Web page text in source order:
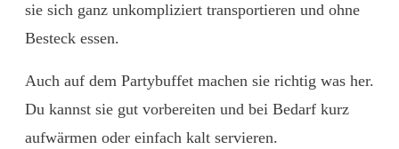
sie sich ganz unkompliziert transportieren und ohne
Besteck essen.
Auch auf dem Partybuffet machen sie richtig was her.
Du kannst sie gut vorbereiten und bei Bedarf kurz
aufwärmen oder einfach kalt servieren.